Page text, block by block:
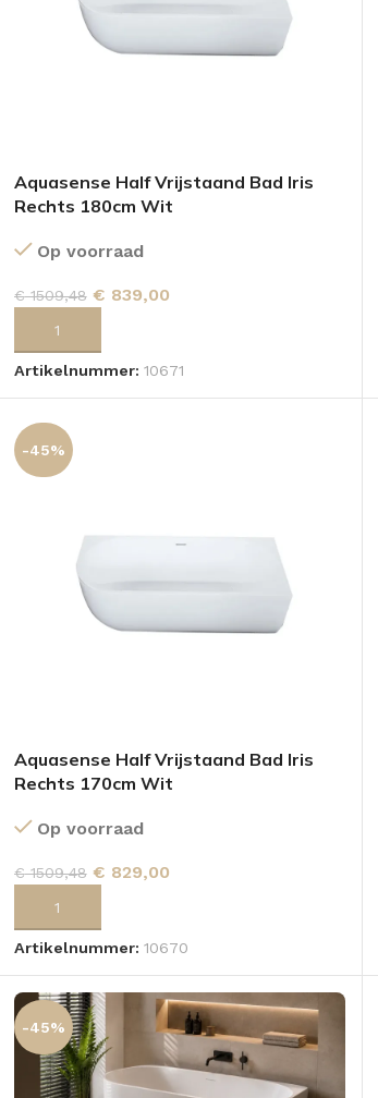
Aquasense Half Vrijstaand Bad Iris
Rechts 180cm Wit
Op voorraad
€1509,48 € 839,00
TOEVOEGEN AAN WINKELWAGEN
Artikelnummer: 10671
-45%
Aquasense Half Vrijstaand Bad Iris
Rechts 170cm Wit
Op voorraad
€1509,48 € 829,00
TOEVOEGEN AAN WINKELWAGEN
Artikelnummer: 10670
-45%